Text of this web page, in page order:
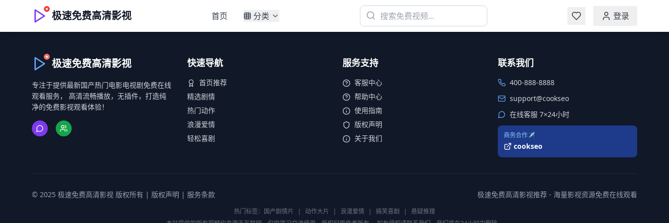
极速免费高清影视 首页 分类 登录
极速免费高清影视
专注于提供最新国产热门电影电视剧免费在线
观看服务， 高清流畅播放，无插件，打造纯
净的免费影视观看体验！
快速导航
首页推荐
精选剧情
热门动作
浪漫爱情
轻松喜剧
服务支持
客服中心
帮助中心
使用指南
版权声明
关于我们
联系我们
400-888-8888
support@cookseo
在线客服 7×24小时
商务合作✈️
cookseo
© 2025 极速免费高清影视 版权所有 | 版权声明 | 服务条款 极速免费高清影视推荐 - 海量影视资源免费在线观看
热门标签： 国产剧情片 | 动作大片 | 浪漫爱情 | 搞笑喜剧 |
悬疑推理